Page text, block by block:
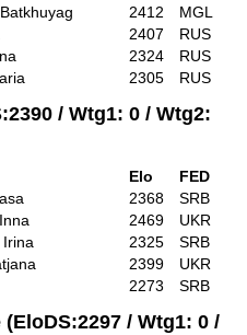
2412
MGL
2407
RUS
2324
RUS
2305 RUS
/ Wtg1: 0 / Wtg2:
Elo
FED
2368
SRB
2469
UKR
2325
SRB
2399
UKR
2273 SRB
/ Wtg1: 0 /